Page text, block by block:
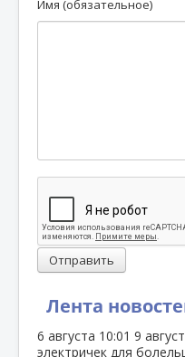
Лента
6 августа 10:01 9
электричек для
Имя (обязательное)
Отправить